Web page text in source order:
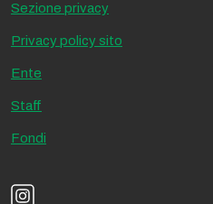
Sezione privacy
Privacy policy sito
Ente
Staff
Fondi